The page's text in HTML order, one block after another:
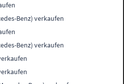
Benz) verkaufen
Benz) verkaufen